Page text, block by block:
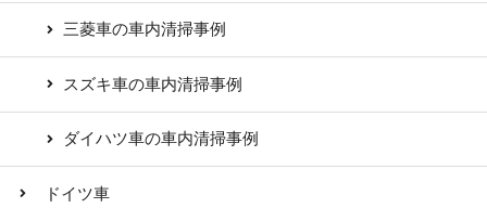
三菱車の車内清掃事例
スズキ車の車内清掃事例
ダイハツ車の車内清掃事例
ドイツ車